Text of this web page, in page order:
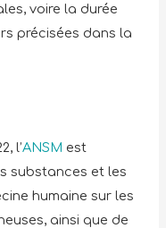
voire la durée
précisées dans la
l’ANSM est
substances et les
humaine sur les
ainsi que de